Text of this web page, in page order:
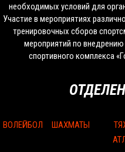
необходимых условий для
Участие в мероприятиях
тренировочных сборов
мероприятий по
спортивного комплекса
ВОЛЕЙБОЛ ШАХМАТЫ